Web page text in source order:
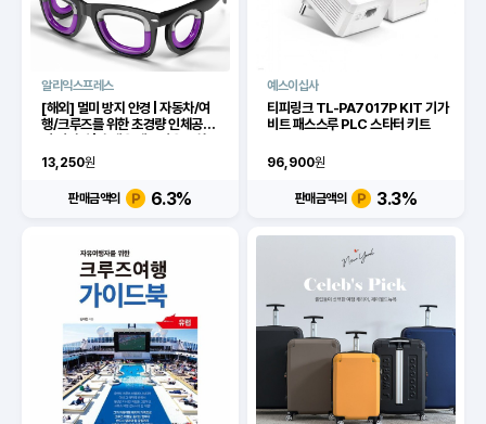
알리익스프레스
[해외] 멀미 방지 안경 | 자동차/여
행/크루즈를 위한 초경량 인체공학
13,250원
판매금액의 6.3%
예스이십사
티피링크 TL-PA7017P KIT 기가
비트 패스스루 PLC 스타터 키트
96,900원
판매금액의 3.3%